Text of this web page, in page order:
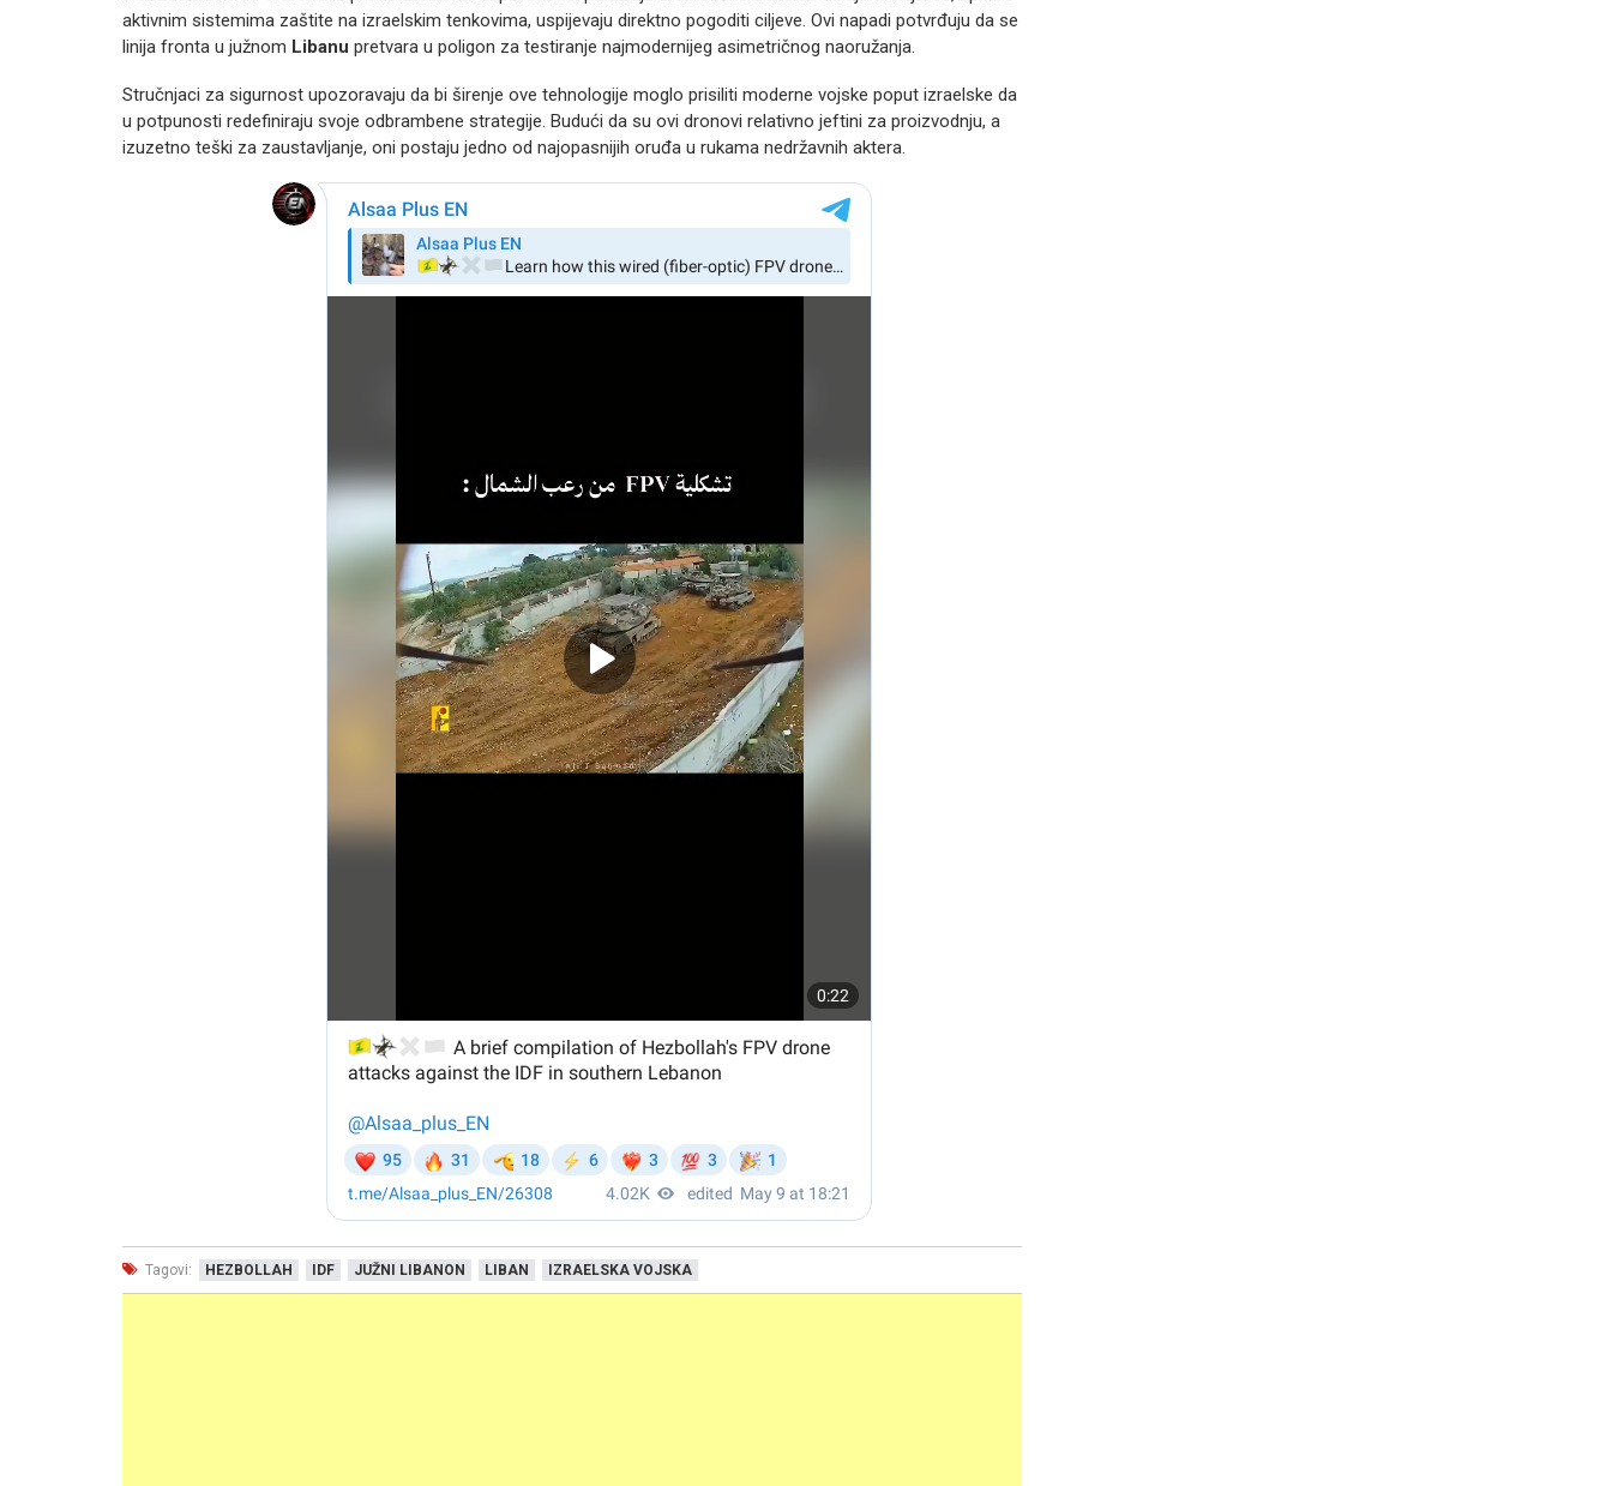
aktivnim sistemima zaštite na izraelskim tenkovima, uspijevaju direktno pogoditi ciljeve. Ovi napadi potvrđuju da se
linija fronta u južnom Libanu pretvara u poligon za testiranje najmodernijeg asimetričnog naoružanja.
Stručnjaci za sigurnost upozoravaju da bi širenje ove tehnologije moglo prisiliti moderne vojske poput izraelske da
u potpunosti redefiniraju svoje odbrambene strategije. Budući da su ovi dronovi relativno jeftini za proizvodnju, a
izuzetno teški za zaustavljanje, oni postaju jedno od najopasnijih oruđa u rukama nedržavnih aktera.
Tagovi: HEZBOLLAH IDF JUŽNI LIBANON LIBAN IZRAELSKA VOJSKA